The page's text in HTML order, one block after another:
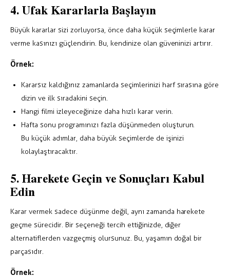
4. Ufak Kararlarla Başlayın
Büyük kararlar sizi zorluyorsa, önce daha küçük seçimlerle karar
verme kasınızı güçlendirin. Bu, kendinize olan güveninizi artırır.
Örnek:
Kararsız kaldığınız zamanlarda seçimlerinizi harf sırasına göre
dizin ve ilk sıradakini seçin.
Hangi filmi izleyeceğinize daha hızlı karar verin.
Hafta sonu programınızı fazla düşünmeden oluşturun.
Bu küçük adımlar, daha büyük seçimlerde de işinizi
kolaylaştıracaktır.
5. Harekete Geçin ve Sonuçları Kabul
Edin
Karar vermek sadece düşünme değil, aynı zamanda harekete
geçme sürecidir. Bir seçeneği tercih ettiğinizde, diğer
alternatiflerden vazgeçmiş olursunuz. Bu, yaşamın doğal bir
parçasıdır.
Örnek: